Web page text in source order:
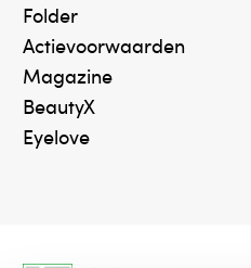
Folder
Actievoorwaarden
Magazine
BeautyX
Eyelove